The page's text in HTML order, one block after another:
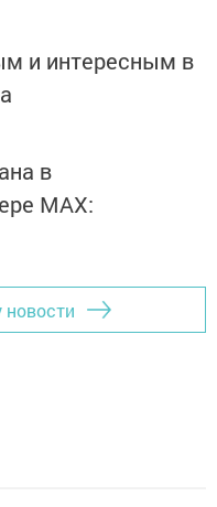
и интересным в
в
MАХ:
новости